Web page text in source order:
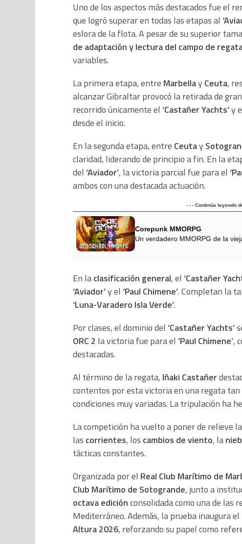
Uno de los aspectos más destacados fue el
que logró superar en todas las etapas al
eslora de la flota. A pesar de su superior
de adaptación y lectura del campo de
variables.
La primera etapa, entre Marbellay Ceuta,
alcanzar Gibraltar provocó la retirada de
recorrido únicamente el ‘Castañer Yachts’y
desde el inicio.
En la segunda etapa, entre Ceutay
claridad, liderando de principio a fin. En la
del ‘Aviador’, la victoria parcial fue para el
ambos con una destacada actuación.
- - - Continúa leyendo
Corepunk MMORPG
Un verdadero MMORPG de la
En laclasificación general, el ‘Castañer
‘Aviador’y el ‘Paul Chimene’. Completan la
‘Luna-Varadero Isla Verde’.
Por clases, el dominio del ‘Castañer Yachts’
ORC 2 la victoria fue para el ‘Paul Chimene’,
destacadas.
Al término de la regata, Iñaki Castañer
contentos por esta victoria en una regata
condiciones muy variadas. La tripulación ha
La competición ha vuelto a poner de relieve
las corrientes, los cambios de viento, la
tácticas constantes.
Organizada por el Real Club Marítimo de
Club Marítimo de Sotogrande, junto a
octava ediciónconsolidada como una de las
Mediterráneo. Además, la prueba inaugura el
Altura 2026, reforzando su papel como